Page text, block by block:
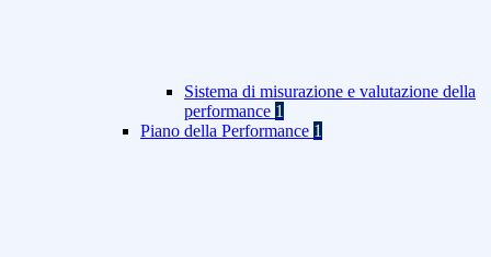
Sistema di misurazione e valutazione della
performance 1
Piano della Performance 1